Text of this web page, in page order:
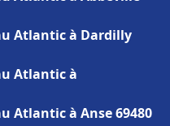
Atlantic à Dardilly
Atlantic à
Atlantic à Anse 69480